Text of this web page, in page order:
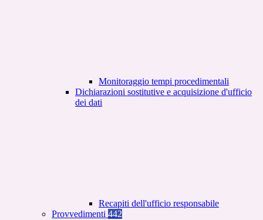
Monitoraggio tempi procedimentali
Dichiarazioni sostitutive e acquisizione d'ufficio
dei dati
Recapiti dell'ufficio responsabile
Provvedimenti 442